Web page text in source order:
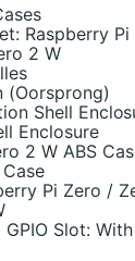
Raspberry
2 W
(Oorsprong)
Shell
Enclosure
2 W ABS
Pi Zero /
Slot: